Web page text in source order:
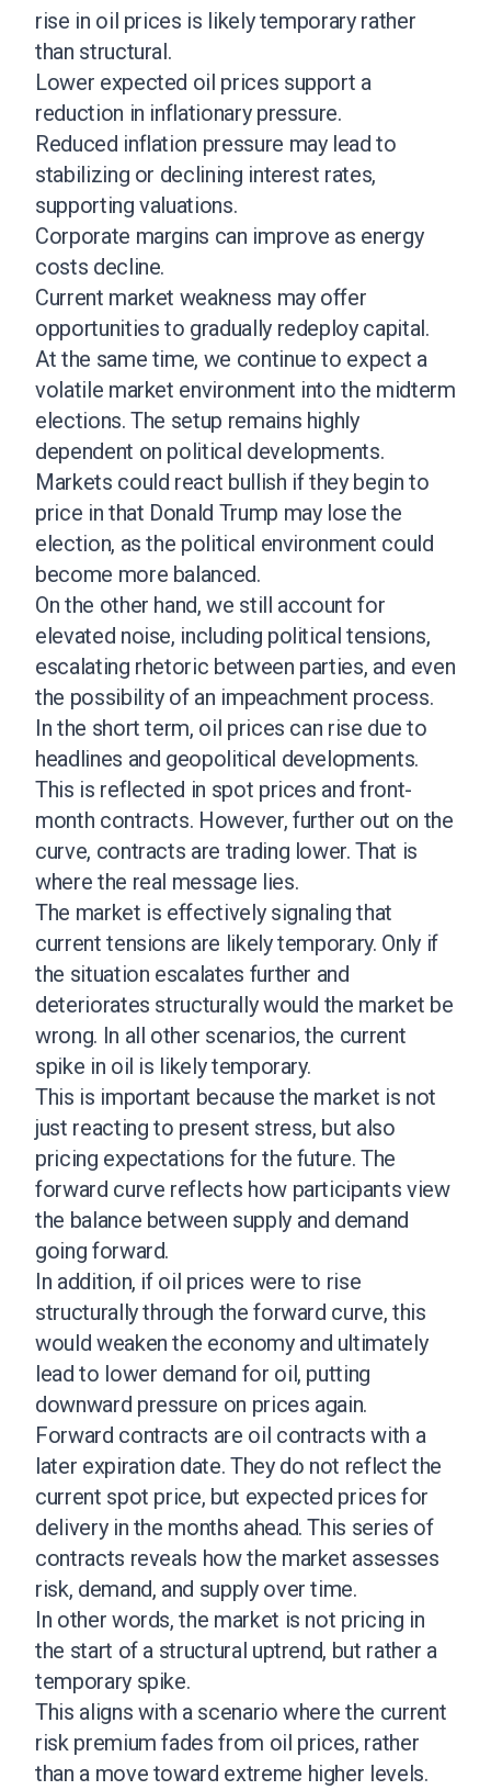
rise in oil prices is likely temporary rather
than structural.
Lower expected oil prices support a
reduction in inflationary pressure.
Reduced inflation pressure may lead to
stabilizing or declining interest rates,
supporting valuations.
Corporate margins can improve as energy
costs decline.
Current market weakness may offer
opportunities to gradually redeploy capital.
At the same time, we continue to expect a
volatile market environment into the midterm
elections. The setup remains highly
dependent on political developments.
Markets could react bullish if they begin to
price in that Donald Trump may lose the
election, as the political environment could
become more balanced.
On the other hand, we still account for
elevated noise, including political tensions,
escalating rhetoric between parties, and even
the possibility of an impeachment process.
In the short term, oil prices can rise due to
headlines and geopolitical developments.
This is reflected in spot prices and front-
month contracts. However, further out on the
curve, contracts are trading lower. That is
where the real message lies.
The market is effectively signaling that
current tensions are likely temporary. Only if
the situation escalates further and
deteriorates structurally would the market be
wrong. In all other scenarios, the current
spike in oil is likely temporary.
This is important because the market is not
just reacting to present stress, but also
pricing expectations for the future. The
forward curve reflects how participants view
the balance between supply and demand
going forward.
In addition, if oil prices were to rise
structurally through the forward curve, this
would weaken the economy and ultimately
lead to lower demand for oil, putting
downward pressure on prices again.
Forward contracts are oil contracts with a
later expiration date. They do not reflect the
current spot price, but expected prices for
delivery in the months ahead. This series of
contracts reveals how the market assesses
risk, demand, and supply over time.
In other words, the market is not pricing in
the start of a structural uptrend, but rather a
temporary spike.
This aligns with a scenario where the current
risk premium fades from oil prices, rather
than a move toward extreme higher levels.